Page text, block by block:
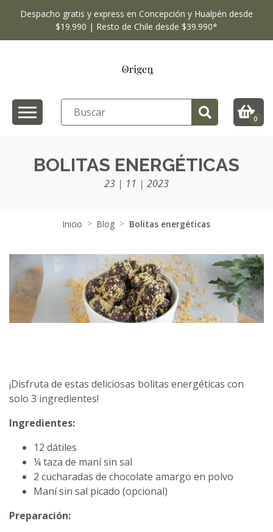
Despacho gratis y express en Concepción y Hualpén desde
$19.990 | Resto de Chile desde $39.990*
0
BOLITAS ENERGÉTICAS
23 | 11 | 2023
Inicio Blog Bolitas energéticas
¡Disfruta de estas deliciosas bolitas energéticas con
solo 3 ingredientes!
Ingredientes:
12 dátiles
¼ taza de maní sin sal
2 cucharadas de chocolate amargo en polvo
Maní sin sal picado (opcional)
Preparación: